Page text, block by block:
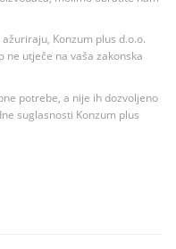
Konzum plus d.o.o.
ne utječe na vaša zakonska
potrebe, a nije ih dozvoljeno
suglasnosti Konzum plus